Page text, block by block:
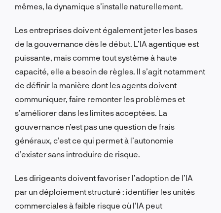
mêmes, la dynamique s’installe naturellement.
Les entreprises doivent également jeter les bases
de la gouvernance dès le début. L’IA agentique est
puissante, mais comme tout système à haute
capacité, elle a besoin de règles. Il s’agit notamment
de définir la manière dont les agents doivent
communiquer, faire remonter les problèmes et
s’améliorer dans les limites acceptées. La
gouvernance n’est pas une question de frais
généraux, c’est ce qui permet à l’autonomie
d’exister sans introduire de risque.
Les dirigeants doivent favoriser l’adoption de l’IA
par un déploiement structuré : identifier les unités
commerciales à faible risque où l’IA peut